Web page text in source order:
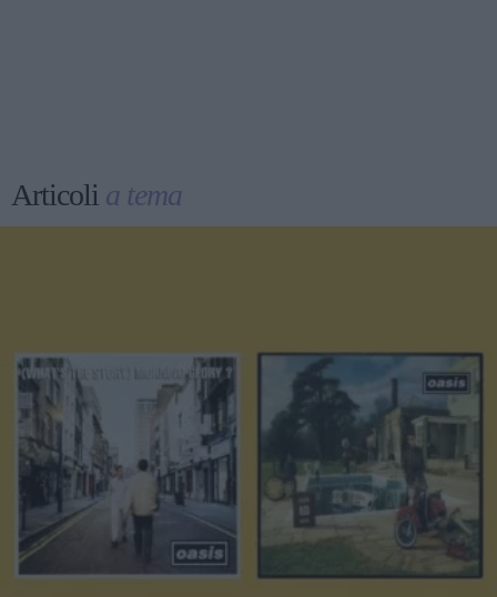
Articoli a tema